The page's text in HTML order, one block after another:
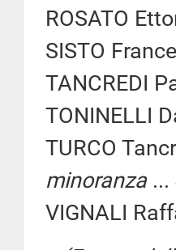
ROSATO
SISTO
TANCREDI
TONINELLI
TURCO
minoranza...
VIGNALI